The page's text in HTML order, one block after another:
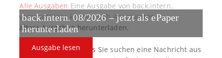
back.intern. 08/2026 – jetzt als ePaper
herunterladen
Ausgabe lesen
Alle Ausgaben Eine Ausgabe von back.intern.
verpasst? Hier können sich Abonnenten
ältere Ausgaben herunterladen.
back.intern. Top-News Sie suchen eine Nachricht aus